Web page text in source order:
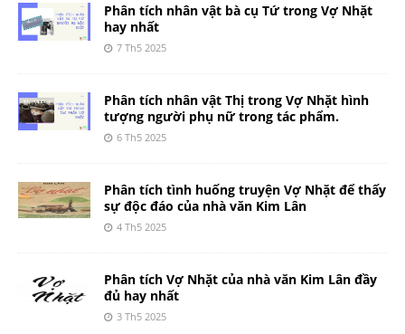
Phân tích nhân vật bà cụ Tứ trong Vợ Nhặt
hay nhất
7 Th5 2025
Phân tích nhân vật Thị trong Vợ Nhặt hình
tượng người phụ nữ trong tác phẩm.
6 Th5 2025
Phân tích tình huống truyện Vợ Nhặt để thấy
sự độc đáo của nhà văn Kim Lân
4 Th5 2025
Phân tích Vợ Nhặt của nhà văn Kim Lân đầy
đủ hay nhất
3 Th5 2025